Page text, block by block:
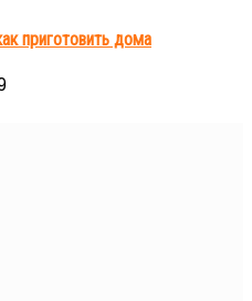
приготовить дома